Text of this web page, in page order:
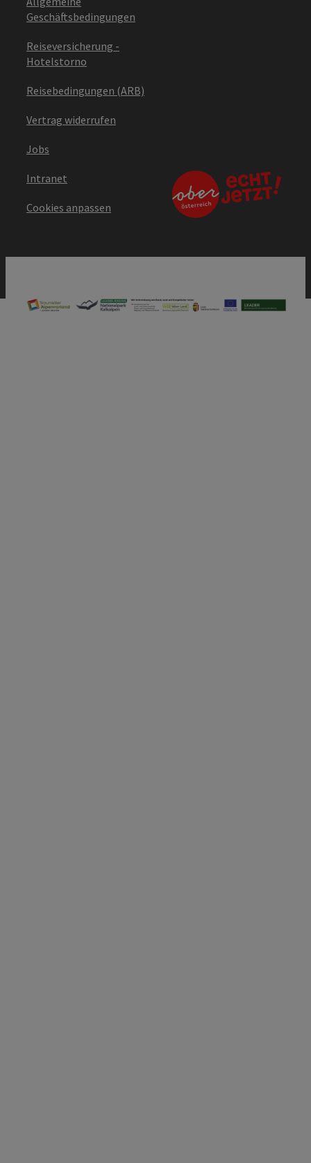
Geschäftsbedingungen
Reiseversicherung -
Hotelstorno
Reisebedingungen (ARB)
Vertrag widerrufen
Jobs
Intranet
Cookies anpassen